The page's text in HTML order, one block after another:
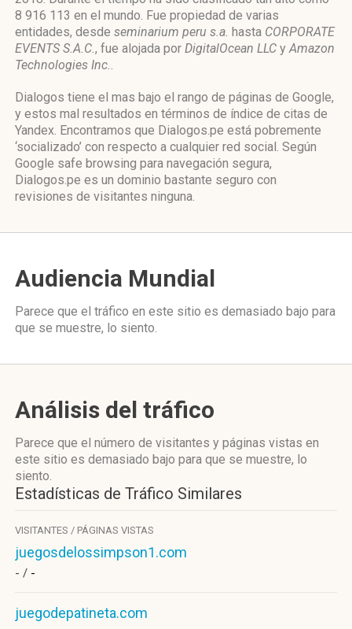
8 916 113 en el mundo. Fue propiedad de varias
entidades, desde seminarium peru s.a. hasta CORPORATE
EVENTS S.A.C., fue alojada por DigitalOcean LLC yAmazon
Technologies Inc..
Dialogos tiene el mas bajo el rango de páginas de Google,
y estos mal resultados en términos de índice de citas de
Yandex. Encontramos que Dialogos.pe está pobremente
‘socializado’ con respecto a cualquier red social. Según
Google safe browsing para navegación segura,
Dialogos.pe es un dominio bastante seguro con
revisiones de visitantes ninguna.
Audiencia Mundial
Parece que el tráfico en este sitio es demasiado bajo para
que se muestre, lo siento.
Análisis del tráfico
Parece que el número de visitantes y páginas vistas en
este sitio es demasiado bajo para que se muestre, lo
siento.
Estadísticas de Tráfico Similares
VISITANTES / PÁGINAS VISTAS
juegosdelossimpson1.com
- / -
juegodepatineta.com